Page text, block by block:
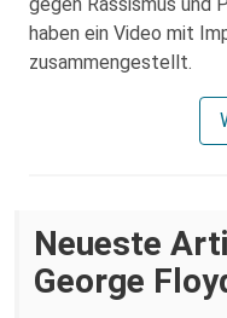
haben ein Video mit
zusammengestellt.
Neueste
George